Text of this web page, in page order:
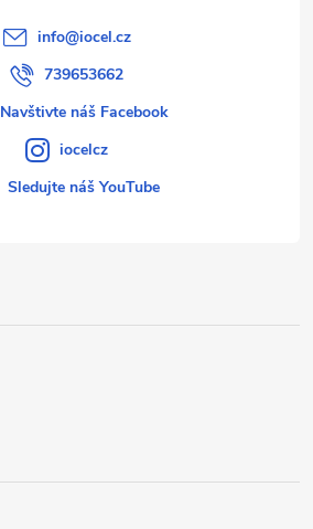
info@iocel.cz
739653662
Navštivte náš Facebook
iocelcz
Sledujte náš YouTube